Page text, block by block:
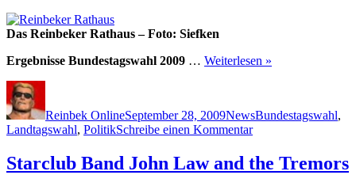
Das Reinbeker Rathaus – Foto: Siefken
Ergebnisse Bundestagswahl 2009 … Weiterlesen »
Reinbek OnlineSeptember 28, 2009NewsBundestagswahl,
Landtagswahl, PolitikSchreibe einen Kommentarzu
Bundestagswahl
2009
Starclub Band John Law and the Tremors